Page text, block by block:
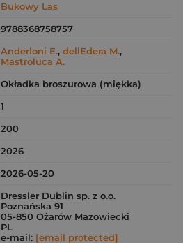
Bukowy Las
9788368758757
Anderloni E., dellEdera M.,
Mastroluca A.
Okładka broszurowa (miękka)
1
200
2026
2026-05-20
Dressler Dublin sp. z o.o.
Poznańska 91
05-850 Ożarów Mazowiecki
PL
e-mail: [email protected]